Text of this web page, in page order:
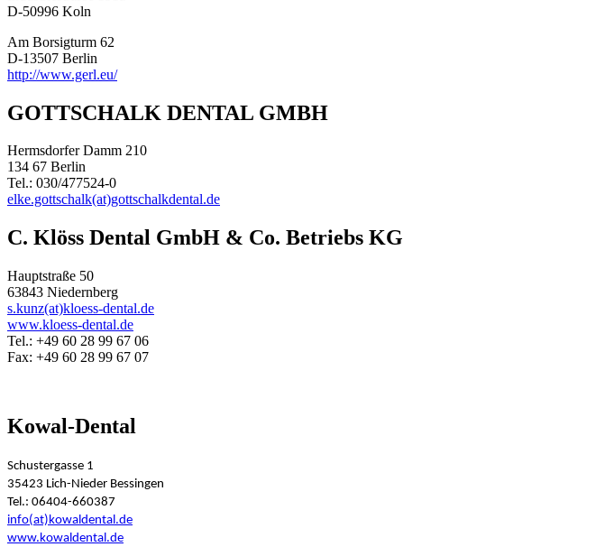
D-50996 Koln
Am Borsigturm 62
D-13507 Berlin
http://www.gerl.eu/
GOTTSCHALK DENTAL GMBH
Hermsdorfer Damm 210
134 67 Berlin
Tel.: 030/477524-0
elke.gottschalk(at)gottschalkdental.de
C. Klöss Dental GmbH & Co. Betriebs KG
Hauptstraße 50
63843 Niedernberg
s.kunz(at)kloess-dental.de
www.kloess-dental.de
Tel.: +49 60 28 99 67 06
Fax: +49 60 28 99 67 07
Kowal-Dental
Schustergasse 1
35423 Lich-Nieder Bessingen
Tel.: 06404-660387
info(at)kowaldental.de
www.kowaldental.de